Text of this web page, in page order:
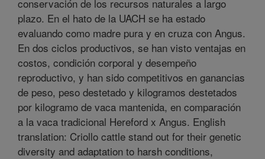
conservación de los recursos naturales a largo
plazo. En el hato de la UACH se ha estado
evaluando como madre pura y en cruza con Angus.
En dos ciclos productivos, se han visto ventajas en
costos, condición corporal y desempeño
reproductivo, y han sido competitivos en ganancias
de peso, peso destetado y kilogramos destetados
por kilogramo de vaca mantenida, en comparación
a la vaca tradicional Hereford x Angus. English
translation: Criollo cattle stand out for their genetic
diversity and adaptation to harsh conditions,